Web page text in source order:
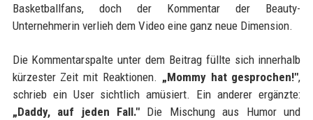
Basketballfans, doch der Kommentar der Beauty-
Unternehmerin verlieh dem Video eine ganz neue Dimension.
Die Kommentarspalte unter dem Beitrag füllte sich innerhalb
kürzester Zeit mit Reaktionen. „Mommy hat gesprochen!",
schrieb ein User sichtlich amüsiert. Ein anderer ergänzte:
„Daddy, auf jeden Fall." Die Mischung aus Humor und